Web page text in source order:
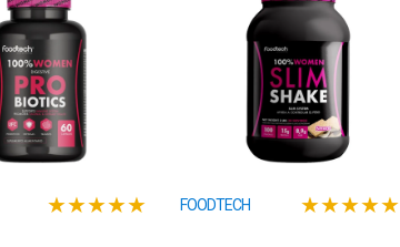
★★★★★ FOODTECH ★★★★★